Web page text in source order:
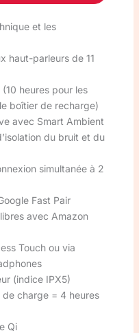
et les
haut-parleurs de 11
heures pour les
boîtier de recharge)
avec Smart Ambient
du bruit et du
simultanée à 2
Fast Pair
avec Amazon
Touch ou via
(indice IPX5)
de charge = 4 heures
Qi